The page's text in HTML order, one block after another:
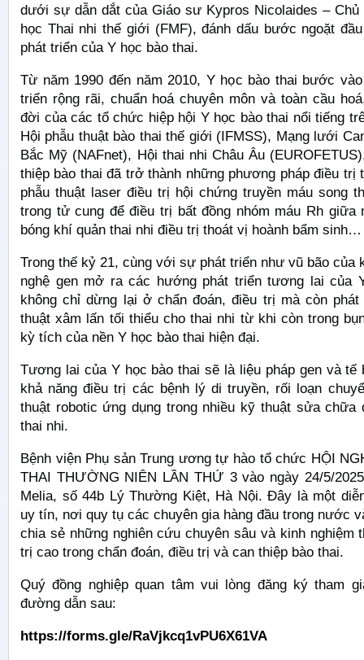
dưới sự dẫn dắt của Giáo sư Kypros Nicolaides – Chủ
học Thai nhi thế giới (FMF), đánh dấu bước ngoặt
phát triển của Y học bào thai.
Từ năm 1990 đến năm 2010, Y học bào thai bước
triển rộng rãi, chuẩn hoá chuyên môn và toàn cầu
đời của các tổ chức hiệp hội Y học bào thai nổi tiếng
Hội phẫu thuật bào thai thế giới (IFMSS), Mạng lưới
Bắc Mỹ (NAFnet), Hội thai nhi Châu Âu
thiệp bào thai đã trở thành những phương pháp điều trị
phẫu thuật laser điều trị hội chứng truyền máu song
trong tử cung để điều trị bất đồng nhóm máu Rh giữa
bóng khí quản thai nhi điều trị thoát vị hoành bẩm sinh…
Trong thế kỷ 21, cùng với sự phát triển như vũ bão của
nghệ gen mở ra các hướng phát triển tương lai của
không chỉ dừng lại ở chẩn đoán, điều trị mà còn phát
thuật xâm lấn tối thiểu cho thai nhi từ khi còn trong
kỳ tích của nền Y học bào thai hiện đại.
Tương lai của Y học bào thai sẽ là liệu pháp gen và tế
khả năng điều trị các bệnh lý di truyền, rối loạn
thuật robotic ứng dụng trong nhiều kỹ thuật sửa chữa
thai nhi.
Bệnh viện Phụ sản Trung ương tự hào tổ chức HỘI
THAI THƯỜNG NIÊN LẦN THỨ 3 vào ngày 24/5/
Melia, số 44b Lý Thường Kiệt, Hà Nội. Đây là một
uy tín, nơi quy tụ các chuyên gia hàng đầu trong nước
chia sẻ những nghiên cứu chuyên sâu và kinh nghiệm
trị cao trong chẩn đoán, điều trị và can thiệp bào thai.
Quý đồng nghiệp quan tâm vui lòng đăng ký tham
đường dẫn sau:
https://forms.gle/RaVjkcq1vPU6X61VA